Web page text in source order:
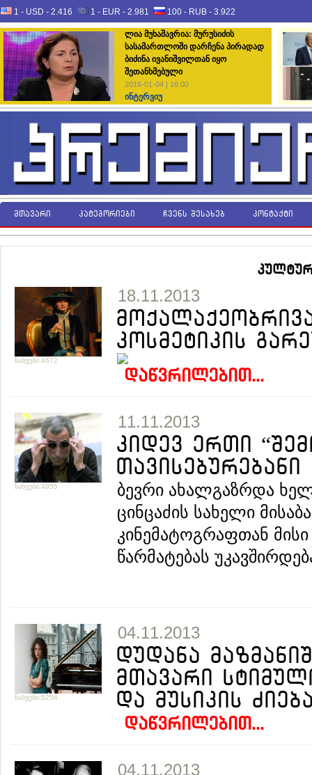
1 - USD - 2.416 1 - EUR - 2.981 100 - RUB - 3.922
ლია მუხაშავრია: მურუსიძის
სასამართლოში დარჩენა პირადად
ბიძინა ივანიშვილთან იყო
შეთანხმებული
2016-01-04 | 16:00
ინტერვიუ
მთავარი კატეგორიები ჩვენს შესახებ კონტაქტი
ნახვები:4672
18.11.2013
კოსმეტიკის
დაწვრილებით...
ნახვები:4955
11.11.2013
კიდევ ერთი
თავისებურებანი
ბევრი ახალგაზრდა
ცინცაძის სახელი
კინემატოგრაფთან
წარმატებას
ნახვები:5256
04.11.2013
დუდანა
მთავარი
და მუსიკის
დაწვრილებით...
04.11.2013